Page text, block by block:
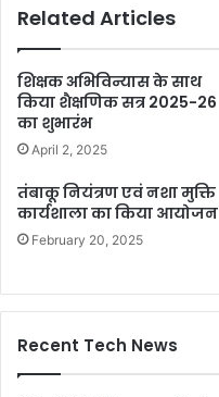
Related Articles
शिक्षक अभिविन्यास के साथ
किया शैक्षणिक सत्र 2025-26
का शुभारंभ
April 2, 2025
तंबाकू नियंत्रण एवं नशा मुक्ति
कार्यशाला का किया आयोजन
February 20, 2025
Recent Tech News